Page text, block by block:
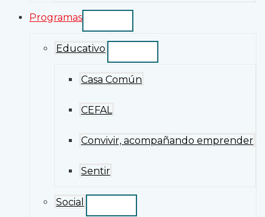
Programas
Educativo
Casa Común
CEFAL
Convivir, acompañando emprender
Sentir
Social